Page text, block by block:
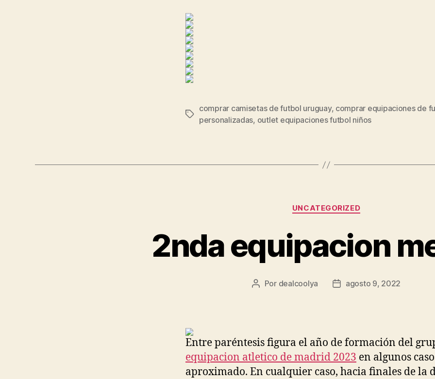
Etiquetas
comprar camisetas de futbol uruguay, comprar equipaciones de
personalizadas, outlet equipaciones futbol niños
Categorías
UNCATEGORIZED
2nda equipacion
Autor
Por dealcoolya
Fechaagosto 9, 2022
Entre paréntesis figura el año de formación del
equipacion atletico de madrid 2023 en algunos
aproximado. En cualquier caso, hacia finales de la